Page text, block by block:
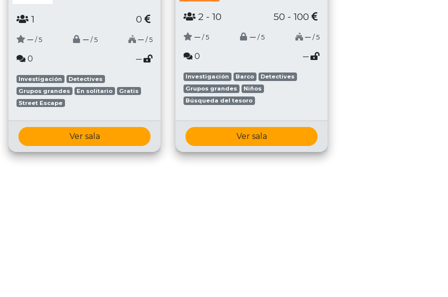
1 0
─ / 5 ─ / 5 ─ / 5
0 ─
Investigación
Detectives
Grupos grandes
En solitario
Gratis
Street Escape
Ver sala
2 - 10 50 - 100
─ / 5 ─ / 5 ─ / 5
0 ─
Investigación Barco
Detectives
Grupos grandes
Niños
Búsqueda del tesoro
Ver sala